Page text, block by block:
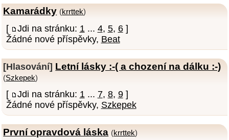
Kamarádky (krrttek)
[ Jdi na stránku: 1 ... 4, 5, 6]
Žádné nové příspěvky, Beat
[Hlasování] Letní lásky :-( a chození na dálku :-)
(Szkepek)
[ Jdi na stránku: 1... 7, 8, 9]
Žádné nové příspěvky, Szkepek
První opravdová láska (krrttek)